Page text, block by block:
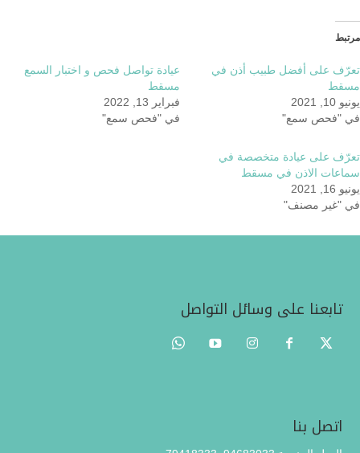
مرتبط
تعرّف على أفضل طبيب أذن في
مسقط
يونيو 10, 2021
في "فحص سمع"
عيادة تواصل فحص و اختبار السمع
مسقط
فبراير 13, 2022
في "فحص سمع"
تعرّف على عيادة متخصصة في
سماعات الاذن في مسقط
يونيو 16, 2021
في "غير مصنف"
تابعنا على وسائل التواصل
اتصل بنا